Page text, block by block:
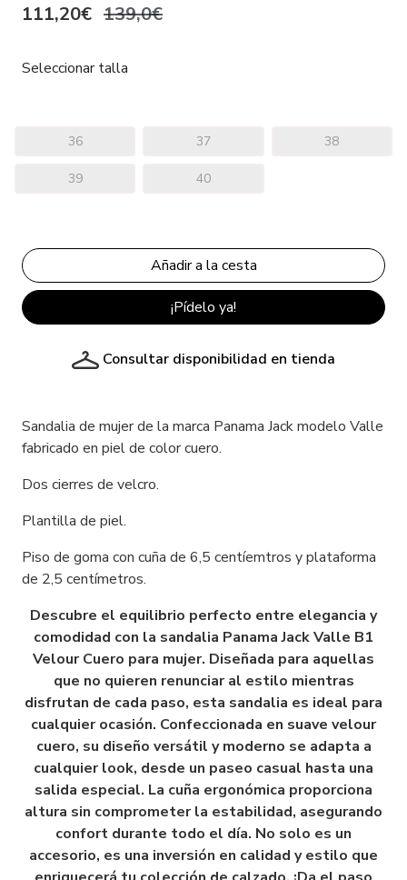
111,20€ 139,0€
Seleccionar talla
36 37 38
39 40
¡Pídelo ya!
Consultar disponibilidad en tienda
Sandalia de mujer de la marca Panama Jack modelo Valle
fabricado en piel de color cuero.
Dos cierres de velcro.
Plantilla de piel.
Piso de goma con cuña de 6,5 centíemtros y plataforma
de 2,5 centímetros.
Descubre el equilibrio perfecto entre elegancia y
comodidad con la sandalia Panama Jack Valle B1
Velour Cuero para mujer. Diseñada para aquellas
que no quieren renunciar al estilo mientras
disfrutan de cada paso, esta sandalia es ideal para
cualquier ocasión. Confeccionada en suave velour
cuero, su diseño versátil y moderno se adapta a
cualquier look, desde un paseo casual hasta una
salida especial. La cuña ergonómica proporciona
altura sin comprometer la estabilidad, asegurando
confort durante todo el día. No solo es un
accesorio, es una inversión en calidad y estilo que